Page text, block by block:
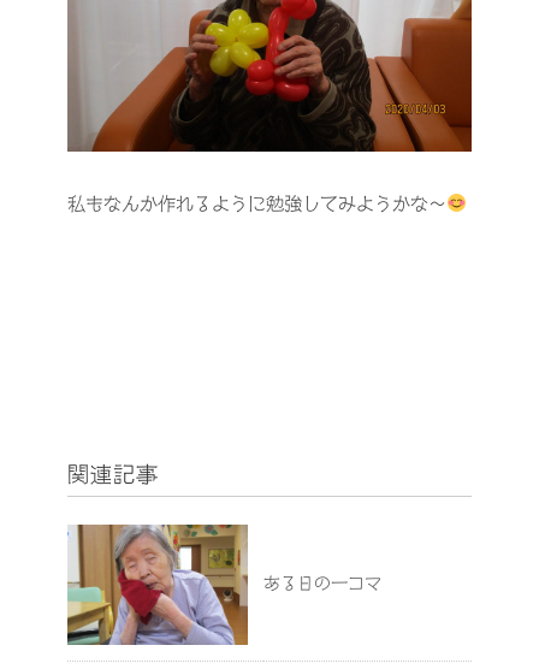
私もなんか作れるように勉強してみようかな～
関連記事
ある日の一コマ